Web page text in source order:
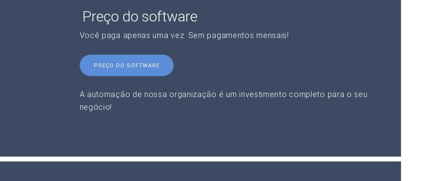
Preço do software
Você paga apenas uma vez. Sem pagamentos mensais!
PREÇO DO SOFTWARE
A automação de nossa organização é um investimento completo para o seu
negócio!